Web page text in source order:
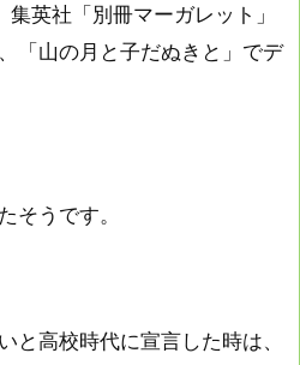
英社「別冊マーガレット」
「山の月と子だぬきと」でデ
そうです。
と高校時代に宣言した時は、